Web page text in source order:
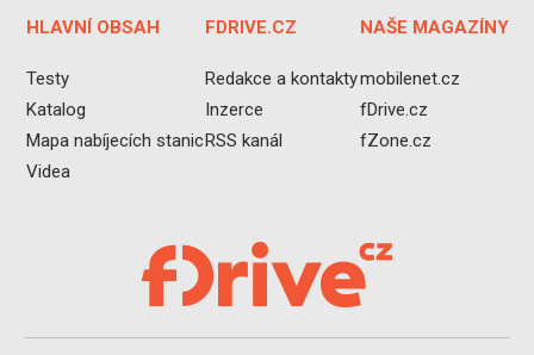
HLAVNÍ OBSAH
Testy
Katalog
Mapa nabíjecích stanic
Videa
FDRIVE.CZ
Redakce a kontakty
Inzerce
RSS kanál
NAŠE MAGAZÍNY
mobilenet.cz
fDrive.cz
fZone.cz